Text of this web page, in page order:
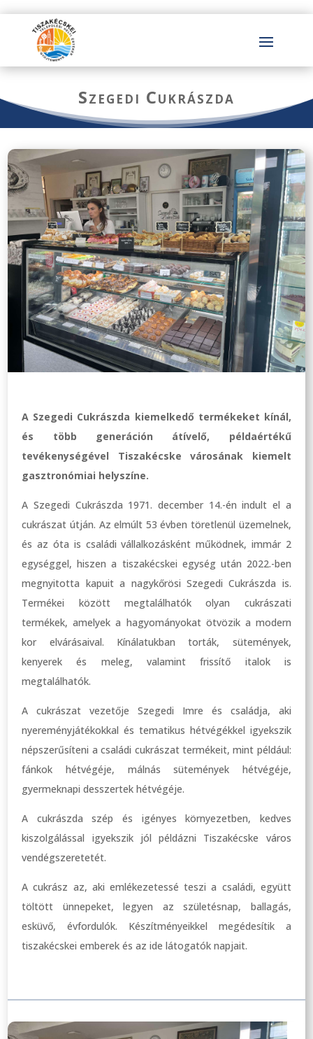
Szegedi Cukrászda
A Szegedi Cukrászda kiemelkedő termékeket kínál,
és több generáción átívelő, példaértékű
tevékenységével Tiszakécske városának kiemelt
gasztronómiai helyszíne.
A Szegedi Cukrászda 1971. december 14.-én indult el a
cukrászat útján. Az elmúlt 53 évben töretlenül üzemelnek,
és az óta is családi vállalkozásként működnek, immár 2
egységgel, hiszen a tiszakécskei egység után 2022.-ben
megnyitotta kapuit a nagykőrösi Szegedi Cukrászda is.
Termékei között megtalálhatók olyan cukrászati
termékek, amelyek a hagyományokat ötvözik a modern
kor elvárásaival. Kínálatukban torták, sütemények,
kenyerek és meleg, valamint frissítő italok is
megtalálhatók.
A cukrászat vezetője Szegedi Imre és családja, aki
nyereményjátékokkal és tematikus hétvégékkel igyekszik
népszerűsíteni a családi cukrászat termékeit, mint például:
fánkok hétvégéje, málnás sütemények hétvégéje,
gyermeknapi desszertek hétvégéje.
A cukrászda szép és igényes környezetben, kedves
kiszolgálással igyekszik jól példázni Tiszakécske város
vendégszeretetét.
A cukrász az, aki emlékezetessé teszi a családi, együtt
töltött ünnepeket, legyen az születésnap, ballagás,
esküvő, évfordulók. Készítményeikkel megédesítik a
tiszakécskei emberek és az ide látogatók napjait.